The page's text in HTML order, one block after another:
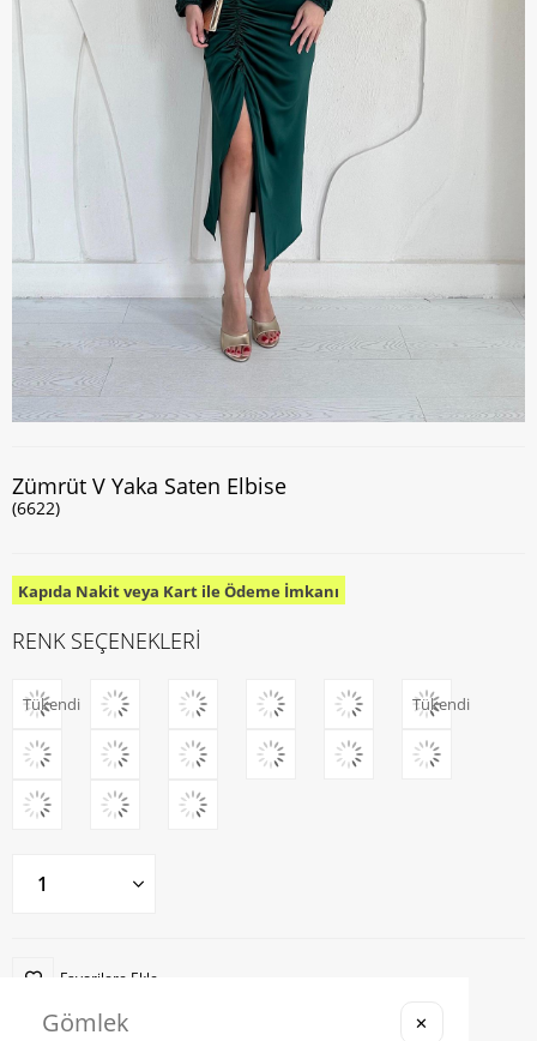
Zümrüt V Yaka Saten Elbise
(6622)
Kapıda Nakit veya Kart ile Ödeme İmkanı
RENK SEÇENEKLERİ
Tükendi Tükendi
Favorilere Ekle
Karşılaştır ✕